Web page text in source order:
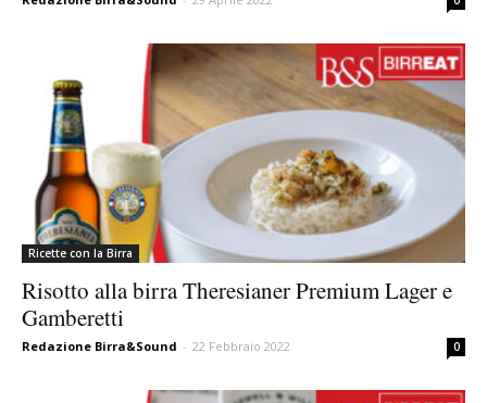
Ricette con la Birra
Risotto alla birra Theresianer Premium Lager e
Gamberetti
Redazione Birra&Sound - 22 Febbraio 2022 0